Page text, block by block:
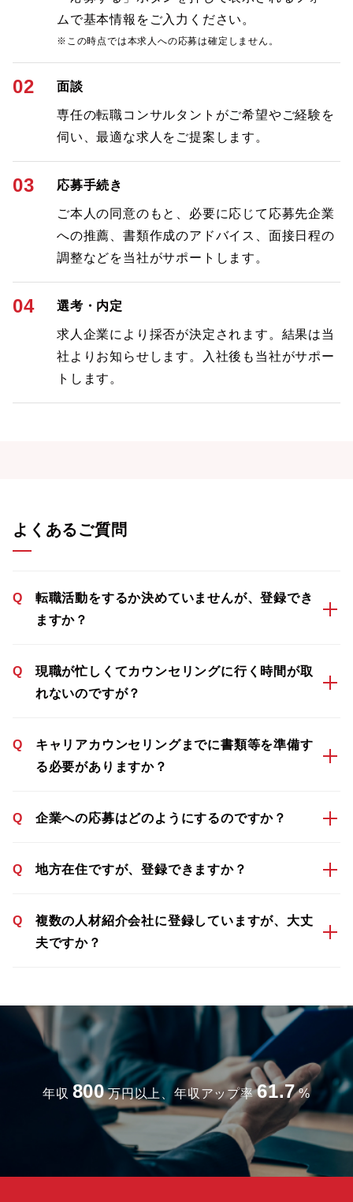
ムで基本情報をご入力ください。
※この時点では本求人への応募は確定しません。
02 面談
専任の転職コンサルタントがご希望やご経験を
伺い、最適な求人をご提案します。
03 応募手続き
ご本人の同意のもと、必要に応じて応募先企業
への推薦、書類作成のアドバイス、面接日程の
調整などを当社がサポートします。
04 選考・内定
求人企業により採否が決定されます。結果は当
社よりお知らせします。入社後も当社がサポー
トします。
よくあるご質問
Q
転職活動をするか決めていませんが、登録でき
ますか？
Q
現職が忙しくてカウンセリングに行く時間が取
れないのですが？
Q
キャリアカウンセリングまでに書類等を準備す
る必要がありますか？
Q 企業への応募はどのようにするのですか？
Q 地方在住ですが、登録できますか？
Q
複数の人材紹介会社に登録していますが、大丈
夫ですか？
年収 800 万円以上、年収アップ率 61.7 %